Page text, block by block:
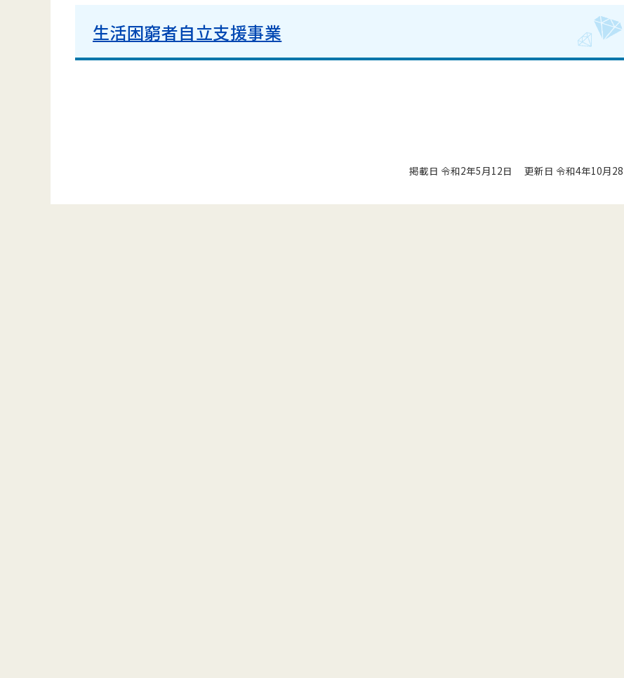
生活困窮者自立支援事業
掲載日 令和2年5月12日 更新日 令和4年10月